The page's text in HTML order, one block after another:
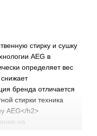
стирку и сушку
AEG в
определяет вес
бренда отличается
стирки техника
AEG</h2>
на